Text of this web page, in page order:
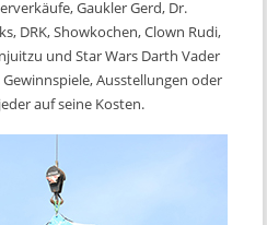
Gaukler Gerd, Dr.
DRK, Showkochen, Clown Rudi,
und Star Wars Darth Vader
Ausstellungen oder
auf seine Kosten.